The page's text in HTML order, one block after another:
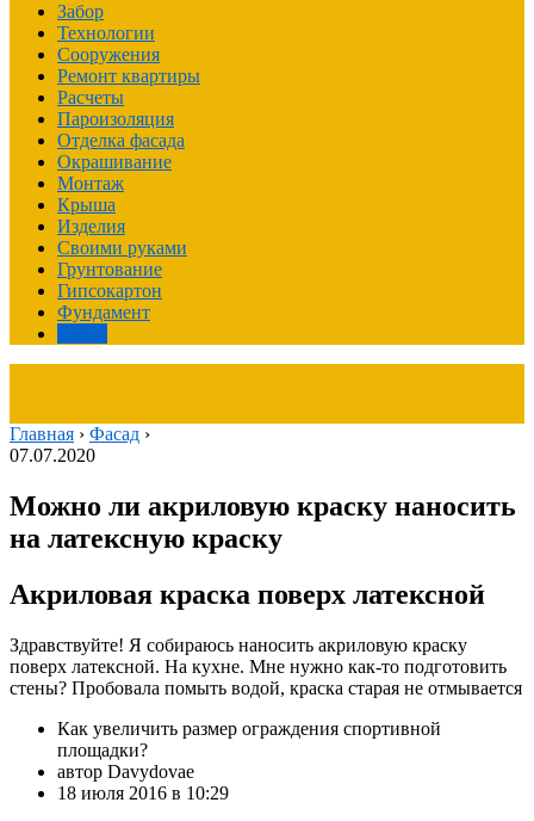
Забор
Технологии
Сооружения
Ремонт квартиры
Расчеты
Пароизоляция
Отделка фасада
Окрашивание
Монтаж
Крыша
Изделия
Своими руками
Грунтование
Гипсокартон
Фундамент
Главная › Фасад ›
07.07.2020
Можно ли акриловую краску наносить
на латексную краску
Акриловая краска поверх латексной
Здравствуйте! Я собираюсь наносить акриловую краску
поверх латексной. На кухне. Мне нужно как-то подготовить
стены? Пробовала помыть водой, краска старая не отмывается
Как увеличить размер ограждения спортивной
площадки?
автор Davydovae
18 июля 2016 в 10:29